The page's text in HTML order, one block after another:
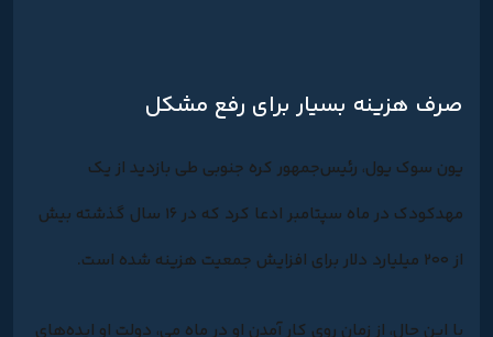
صرف هزینه بسیار برای رفع مشکل
یون سوک یول، رئیس‌جمهور کره جنوبی طی بازدید از یک
مهدکودک در ماه سپتامبر ادعا کرد که در ۱۶ سال گذشته بیش
از ۲۰۰ میلیارد دلار برای افزایش جمعیت هزینه شده است.
با این حال، از زمان روی کار آمدن او در ماه می، دولت او ایده‌های